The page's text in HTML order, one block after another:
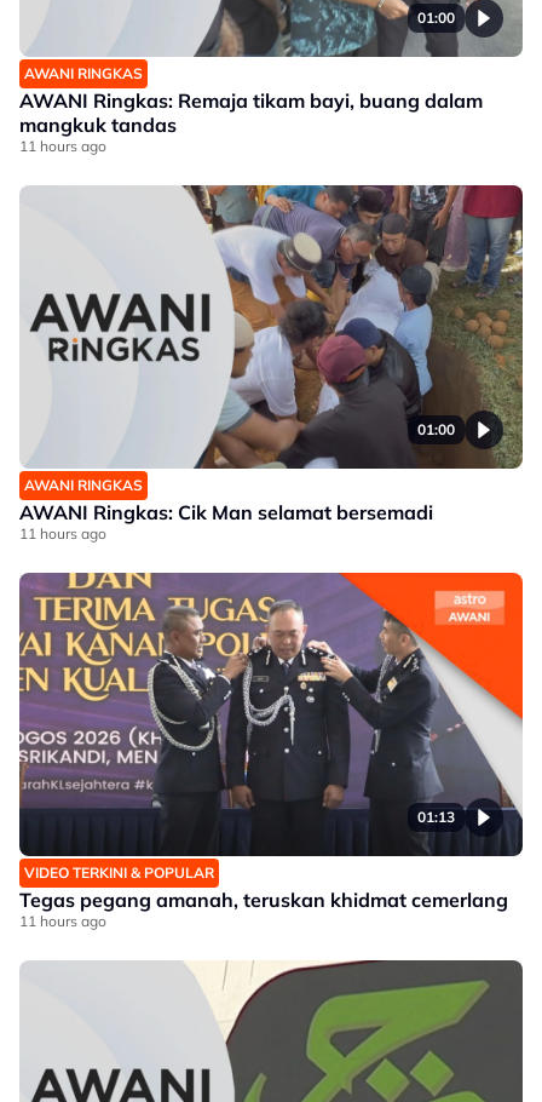
01:00
AWANI RINGKAS
AWANI Ringkas: Remaja tikam bayi, buang dalam
mangkuk tandas
11 hours ago
01:00
AWANI RINGKAS
AWANI Ringkas: Cik Man selamat bersemadi
11 hours ago
01:13
VIDEO TERKINI & POPULAR
Tegas pegang amanah, teruskan khidmat cemerlang
11 hours ago